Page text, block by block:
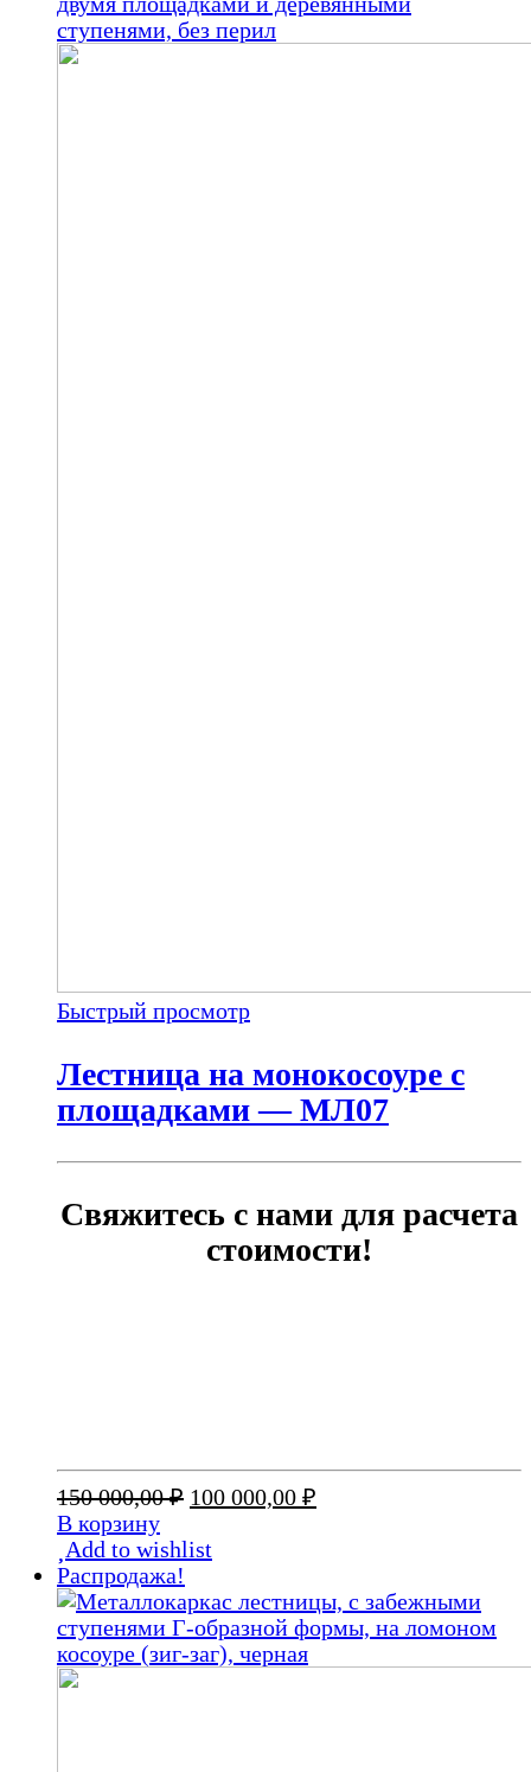
Быстрый просмотр
Лестница на монокосоуре с
площадками — МЛ07
Свяжитесь с нами для расчета
стоимости!
150 000,00₽ Первоначальная
составляла
000,00 ₽.
100 000,00 ₽
В корзину
Add to wishlist
Распродажа!